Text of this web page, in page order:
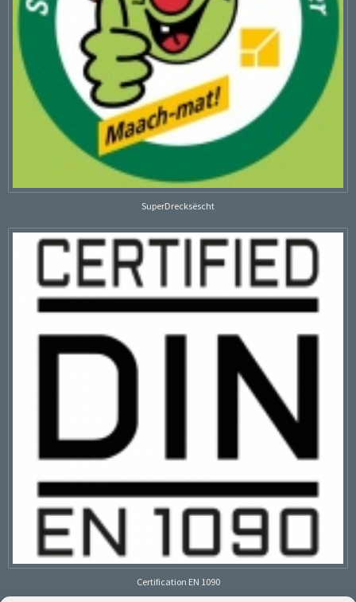
SuperDrecksëscht
Certification EN 1090